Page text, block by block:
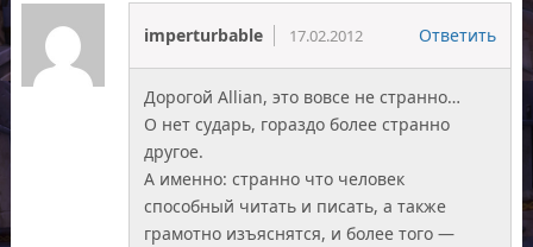
imperturbable 17.02.2012 Ответить
Дорогой Allian, это вовсе не странно…
О нет сударь, гораздо более странно
другое.
А именно: странно что человек
способный читать и писать, а также
грамотно изъяснятся, и более того —